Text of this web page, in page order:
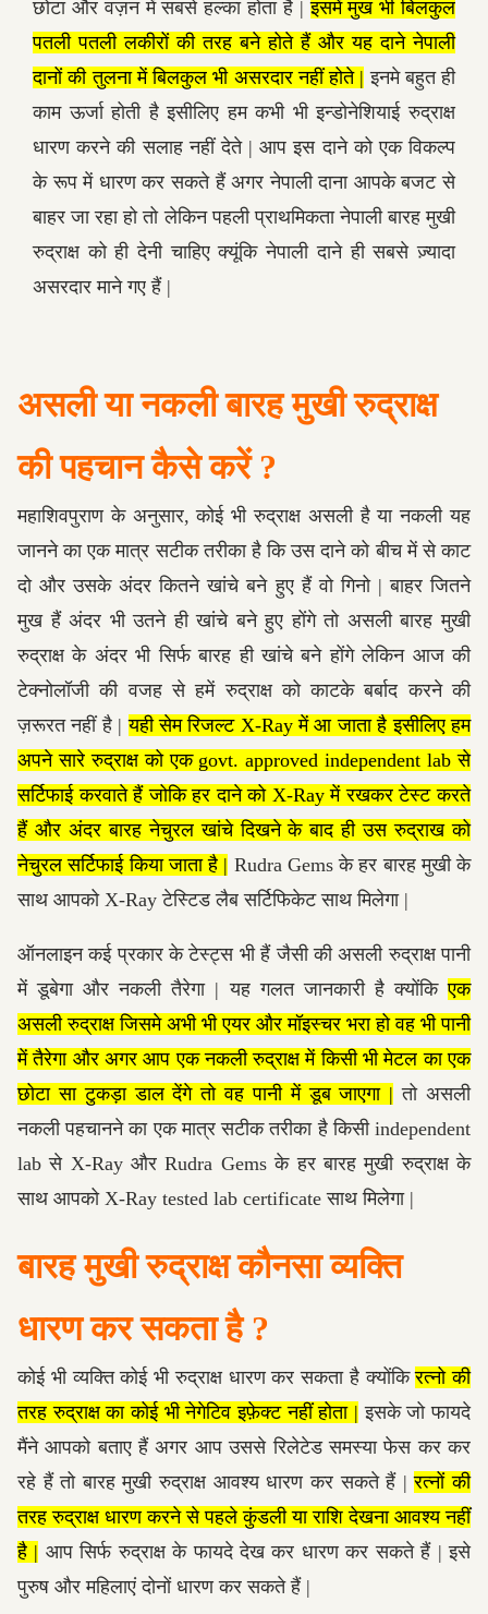
छोटा और वज़न में सबसे हल्का होता है |इसमें मुख भी बिलकुल
पतली पतली लकीरों की तरह बने होते हैं और यह दाने नेपाली
दानों की तुलना में बिलकुल भी असरदार नहीं होते | इनमे बहुत ही
काम ऊर्जा होती है इसीलिए हम कभी भी इन्डोनेशियाई रुद्राक्ष
धारण करने की सलाह नहीं देते | आप इस दाने को एक विकल्प
के रूप में धारण कर सकते हैं अगर नेपाली दाना आपके बजट से
बाहर जा रहा हो तो लेकिन पहली प्राथमिकता नेपाली बारह मुखी
रुद्राक्ष को ही देनी चाहिए क्यूंकि नेपाली दाने ही सबसे ज़्यादा
असरदार माने गए हैं |
असली या नकली बारह मुखी रुद्राक्ष
की पहचान कैसे करें ?
महाशिवपुराण के अनुसार, कोई भी रुद्राक्ष असली है या नकली यह
जानने का एक मात्र सटीक तरीका है कि उस दाने को बीच में से काट
दो और उसके अंदर कितने खांचे बने हुए हैं वो गिनो | बाहर जितने
मुख हैं अंदर भी उतने ही खांचे बने हुए होंगे तो असली बारह मुखी
रुद्राक्ष के अंदर भी सिर्फ बारह ही खांचे बने होंगे लेकिन आज की
टेक्नोलॉजी की वजह से हमें रुद्राक्ष को काटके बर्बाद करने की
ज़रूरत नहीं है |यही सेम रिजल्ट X-Ray में आ जाता है इसीलिए हम
अपने सारे रुद्राक्ष को एक govt. approved independent lab से
सर्टिफाई करवाते हैं जोकि हर दाने को X-Ray में रखकर टेस्ट करते
हैं और अंदर बारह नेचुरल खांचे दिखने के बाद ही उस रुद्राख को
नेचुरल सर्टिफाई किया जाता है | Rudra Gems के हर बारह मुखी के
साथ आपको X-Ray टेस्टिड लैब सर्टिफिकेट साथ मिलेगा |
ऑनलाइन कई प्रकार के टेस्ट्स भी हैं जैसी की असली रुद्राक्ष पानी
में डूबेगा और नकली तैरेगा | यह गलत जानकारी है क्योंकिएक
असली रुद्राक्ष जिसमे अभी भी एयर और मॉइस्चर भरा हो वह भी पानी
में तैरेगा और अगर आप एक नकली रुद्राक्ष में किसी भी मेटल का एक
छोटा सा टुकड़ा डाल देंगे तो वह पानी में डूब जाएगा | तो असली
नकली पहचानने का एक मात्र सटीक तरीका है किसी independent
lab से X-Ray और Rudra Gems के हर बारह मुखी रुद्राक्ष के
साथ आपको X-Ray tested lab certificate साथ मिलेगा |
बारह मुखी रुद्राक्ष कौनसा व्यक्ति
धारण कर सकता है ?
कोई भी व्यक्ति कोई भी रुद्राक्ष धारण कर सकता है क्योंकिरत्नो की
तरह रुद्राक्ष का कोई भी नेगेटिव इफ़ेक्ट नहीं होता | इसके जो फायदे
मैंने आपको बताए हैं अगर आप उससे रिलेटेड समस्या फेस कर कर
रहे हैं तो बारह मुखी रुद्राक्ष आवश्य धारण कर सकते हैं |रत्नों की
तरह रुद्राक्ष धारण करने से पहले कुंडली या राशि देखना आवश्य नहीं
है | आप सिर्फ रुद्राक्ष के फायदे देख कर धारण कर सकते हैं | इसे
पुरुष और महिलाएं दोनों धारण कर सकते हैं |